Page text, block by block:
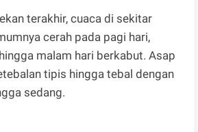
terakhir, cuaca di sekitar
cerah pada pagi hari,
malam hari berkabut. Asap
tipis hingga tebal dengan
sedang.